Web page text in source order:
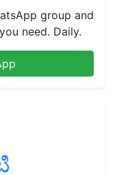
group and
need. Daily.